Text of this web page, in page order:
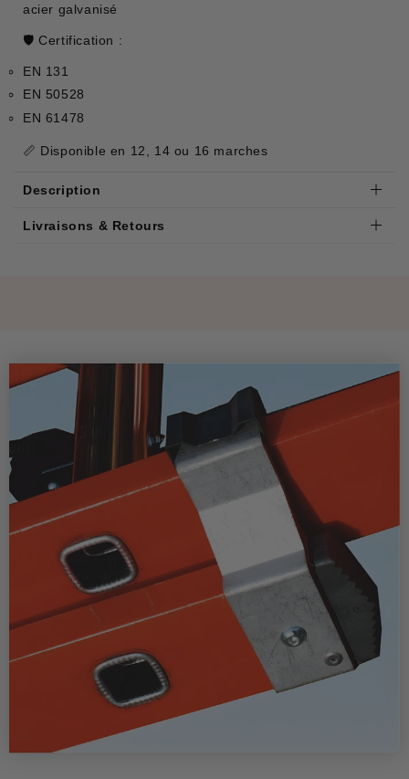
acier galvanisé
🛡️ Certification :
EN 131
EN 50528
EN 61478
📏 Disponible en 12, 14 ou 16 marches
Description
Livraisons & Retours